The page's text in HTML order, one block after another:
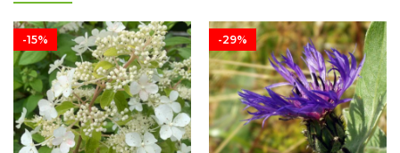
-15% -29%